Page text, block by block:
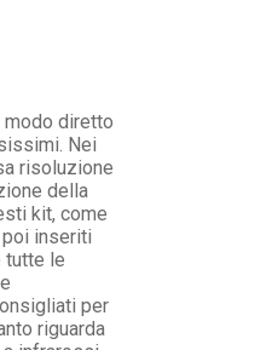
diretto
Nei
risoluzione
della
kit, come
inseriti
tutte le
per
riguarda